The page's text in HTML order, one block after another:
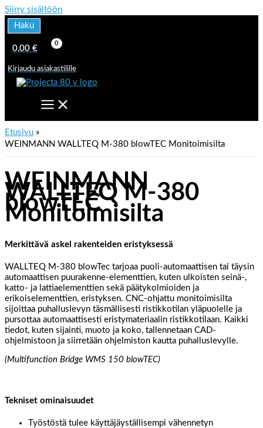
Siirry sisältöön
Haku
0,00 €
Kirjaudu asiakastilille
Etusivu
WEINMANN WALLTEQ M-380 blowTEC Monitoimisilta
WEINMANN
WALLTEQ M-380
blowTEC
Monitoimisilta
Merkittävä askel rakenteiden eristyksessä
WALLTEQ M-380 blowTec tarjoaa puoli-automaattisen tai täysin
automaattisen puurakenne-elementtien, kuten ulkoisten seinä-,
katto- ja lattiaelementtien sekä päätykolmioiden ja
erikoiselementtien, eristyksen. CNC-ohjattu monitoimisilta
sijoittaa puhalluslevyn täsmällisesti ristikkotilan yläpuolelle ja
pursottaa automaattisesti eristymateriaalin ristikkotilaan. Kaikki
tiedot, kuten sijainti, muoto ja koko, tallennetaan CAD-
ohjelmistoon ja siirretään ohjelmiston kautta puhalluslevylle.
(Multifunction Bridge WMS 150 blowTEC)
Tekniset ominaisuudet
Työstöstä tulee käyttäjäyställisempi vähennetyn